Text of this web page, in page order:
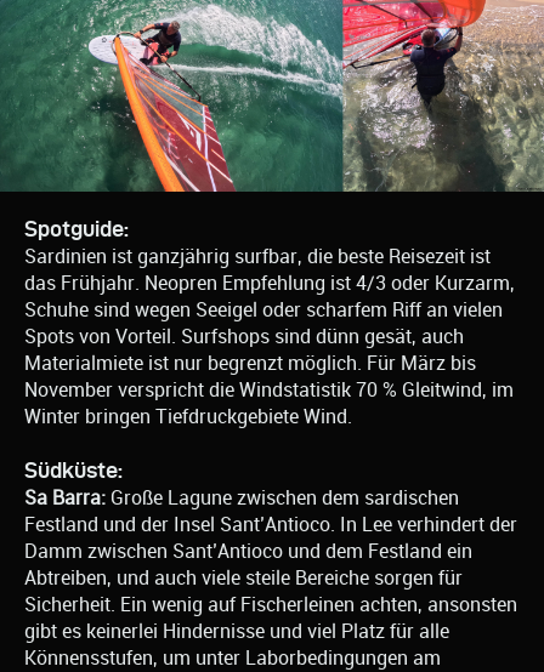
Spotguide:
Sardinien ist ganzjährig surfbar, die beste Reisezeit ist
das Frühjahr. Neopren Empfehlung ist 4/3 oder Kurzarm,
Schuhe sind wegen Seeigel oder scharfem Riff an vielen
Spots von Vorteil. Surfshops sind dünn gesät, auch
Materialmiete ist nur begrenzt möglich. Für März bis
November verspricht die Windstatistik 70 % Gleitwind, im
Winter bringen Tiefdruckgebiete Wind.
Südküste:
Sa Barra: Große Lagune zwischen dem sardischen
Festland und der Insel Sant’Antioco. In Lee verhindert der
Damm zwischen Sant’Antioco und dem Festland ein
Abtreiben, und auch viele steile Bereiche sorgen für
Sicherheit. Ein wenig auf Fischerleinen achten, ansonsten
gibt es keinerlei Hindernisse und viel Platz für alle
Könnensstufen, um unter Laborbedingungen am